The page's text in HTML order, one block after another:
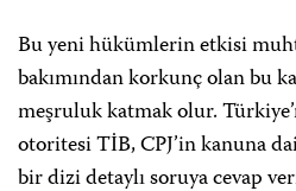
Bu yeni hükümlerin etkisi
bakımından korkunç olan bu
meşruluk katmak olur.
otoritesi TİB, CPJ’in kanuna
bir dizi detaylı soruya cevap